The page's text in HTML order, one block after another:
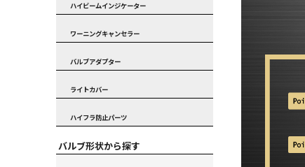
ハイビームインジケーター
ワーニングキャンセラー
バルブアダプター
ライトカバー
ハイフラ防止パーツ
バルブ形状から探す